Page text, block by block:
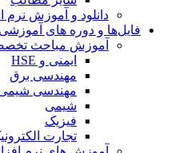
دانلود و آموزش نرم افزار
فایل‌ها و دوره های آموزشی
آموزش مباحث تخصصی
ایمنی و HSE
مهندسی برق
مهندسی شیمی
شیمی
فیزیک
تجارت الکترونیک